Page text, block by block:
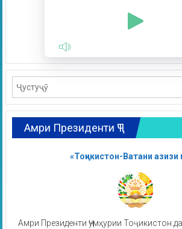
Амри Президенти ҶТ
«Тоҷикистон-Ватани азизи
Амри Президенти Ҷумҳурии Тоҷикистон